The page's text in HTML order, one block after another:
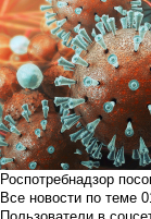
Роспотребнадзор
Все новости по теме